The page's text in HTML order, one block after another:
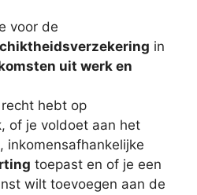
voor de
in
uit werk en
hebt op
, of je voldoet aan het
, inkomensafhankelijke
toepast en of je een
wilt toevoegen aan de